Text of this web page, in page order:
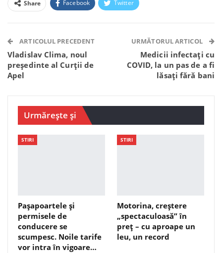
Share Facebook Twitter
Telegram WhatsApp Viber
ARTICOLUL PRECEDENT
Vladislav Clima, noul
președinte al Curții de
Apel
URMĂTORUL ARTICOL
Medicii infectați cu
COVID, la un pas de a fi
lăsați fără bani
Urmărește și
STIRI
Pașapoartele și
permisele de
conducere se
scumpesc. Noile tarife
vor intra în vigoare…
STIRI
Motorina, creștere
„spectaculoasă” în
preț – cu aproape un
leu, un record